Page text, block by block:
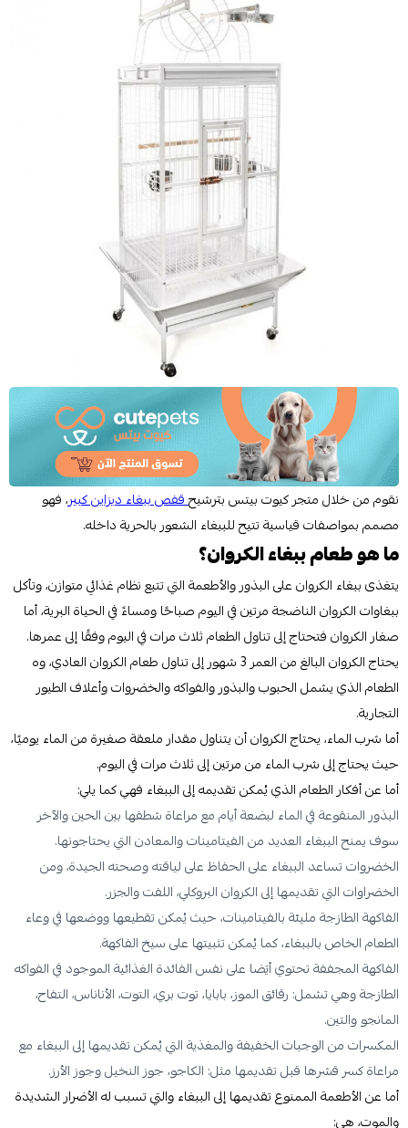
نقوم من خلال متجر كيوت بيتس بترشيحقفص ببغاء ديزاين كبير، فهو
مصمم بمواصفات قياسية تتيح للببغاء الشعور بالحرية داخله.
ما هو طعام ببغاء الكروان؟
يتغذى ببغاء الكروان على البذور والأطعمة التي تتبع نظام غذائي متوازن، وتأكل
ببغاوات الكروان الناضجة مرتين في اليوم صباحًا ومساءً في الحياة البرية، أما
صغار الكروان فتحتاج إلى تناول الطعام ثلاث مرات في اليوم وفقًا إلى عمرها.
يحتاج الكروان البالغ من العمر 3 شهور إلى تناول طعام الكروان العادي، وه
الطعام الذي يشمل الحبوب والبذور والفواكه والخضروات وأعلاف الطيور
التجارية.
أما شرب الماء، يحتاج الكروان أن يتناول مقدار ملعقة صغيرة من الماء يوميًا،
حيث يحتاج إلى شرب الماء من مرتين إلى ثلاث مرات في اليوم.
أما عن أفكار الطعام الذي يُمكن تقديمه إلى الببغاء فهي كما يلي:
البذور المنقوعة في الماء لبضعة أيام مع مراعاة شطفها بين الحين والآخر
سوف يمنح الببغاء العديد من الفيتامينات والمعادن التي يحتاجونها.
الخضروات تساعد الببغاء على الحفاظ على لياقته وصحته الجيدة، ومن
الخضراوات التي تقديمها إلى الكروان البروكلي، اللفت والجزر.
الفاكهة الطازجة مليئة بالفيتامينات، حيث يُمكن تقطيعها ووضعها في وعاء
الطعام الخاص بالببغاء، كما يُمكن تثبيتها على سيخ الفاكهة.
الفاكهة المجففة تحتوي أيَضا على نفس الفائدة الغذائية الموجود في الفواكه
الطازجة وهي تشمل: رقائق الموز، بابايا، توت بري، التوت، الأناناس، التفاح،
المانجو والتين.
المكسرات من الوجبات الخفيفة والمغذية التي يُمكن تقديمها إلى الببغاء مع
مراعاة كسر قشرها قبل تقديمها مثل: الكاجو، جوز النخيل وجوز الأرز.
أما عن الأطعمة الممنوع تقديمها إلى الببغاء والتي تسبب له الأضرار الشديدة
والموت، هي: